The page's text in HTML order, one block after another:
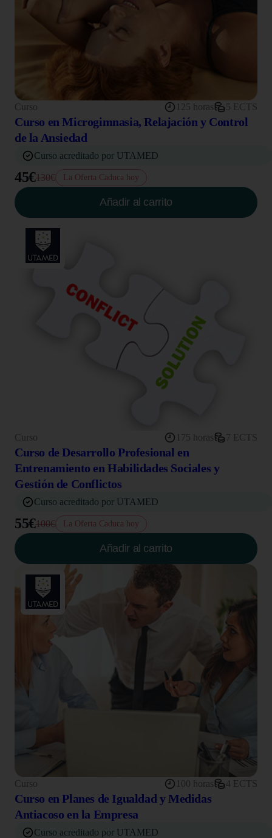
Curso 125 horas 5 ECTS
Curso en Microgimnasia, Relajación y Control
de la Ansiedad
Curso acreditado por UTAMED
45€130€ La Oferta Caduca hoy
Añadir al carrito
Curso 175 horas 7 ECTS
Curso de Desarrollo Profesional en
Entrenamiento en Habilidades Sociales y
Gestión de Conflictos
Curso acreditado por UTAMED
55€100€ La Oferta Caduca hoy
Añadir al carrito
Curso 100 horas 4 ECTS
Curso en Planes de Igualdad y Medidas
Antiacoso en la Empresa
Curso acreditado por UTAMED